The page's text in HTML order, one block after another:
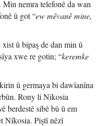
nemra telefonê da wan
û got “ew mêvanê mine,
û bipaş de dan min û
xwe re gotin; “keremke
û germaya bi dawîanîna
Rony li Nikosia
berdestê sibê bû û em
Nîkosia. Piştî nêzî